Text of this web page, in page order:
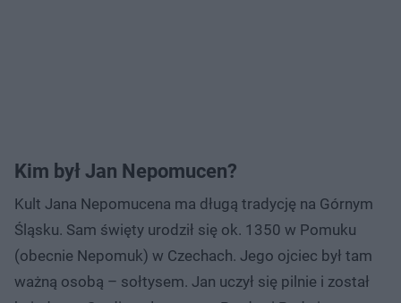
Kim był Jan Nepomucen?
Kult Jana Nepomucena ma długą tradycję na Górnym
Śląsku. Sam święty urodził się ok. 1350 w Pomuku
(obecnie Nepomuk) w Czechach. Jego ojciec był tam
ważną osobą – sołtysem. Jan uczył się pilnie i został